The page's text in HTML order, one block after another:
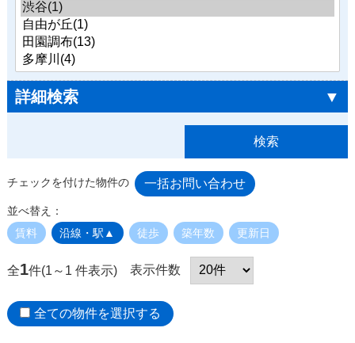
詳細検索 ▼
チェックを付けた物件の
並べ替え：
賃料
沿線・駅▲ 徒歩 築年数 更新日
全1件(1～1 件表示) 表示件数
全ての物件を選択する